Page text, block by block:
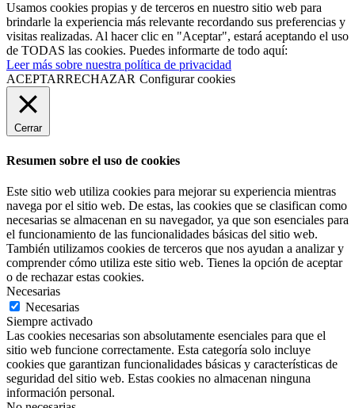
Usamos cookies propias y de terceros en nuestro sitio web para
brindarle la experiencia más relevante recordando sus preferencias y
visitas realizadas. Al hacer clic en "Aceptar", estará aceptando el uso
de TODAS las cookies. Puedes informarte de todo aquí:
Leer más sobre nuestra política de privacidad
ACEPTARRECHAZAR Configurar cookies
Cerrar
Resumen sobre el uso de cookies
Este sitio web utiliza cookies para mejorar su experiencia mientras
navega por el sitio web. De estas, las cookies que se clasifican como
necesarias se almacenan en su navegador, ya que son esenciales para
el funcionamiento de las funcionalidades básicas del sitio web.
También utilizamos cookies de terceros que nos ayudan a analizar y
comprender cómo utiliza este sitio web. Tienes la opción de aceptar
o de rechazar estas cookies.
Necesarias
Necesarias
Siempre activado
Las cookies necesarias son absolutamente esenciales para que el
sitio web funcione correctamente. Esta categoría solo incluye
cookies que garantizan funcionalidades básicas y características de
seguridad del sitio web. Estas cookies no almacenan ninguna
información personal.